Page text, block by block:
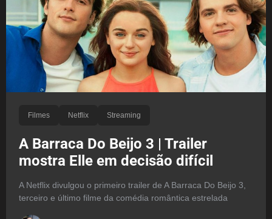
Filmes Netflix Streaming
A Barraca Do Beijo 3 | Trailer
mostra Elle em decisão difícil
A Netflix divulgou o primeiro trailer de A Barraca Do Beijo 3,
terceiro e último filme da comédia romântica estrelada